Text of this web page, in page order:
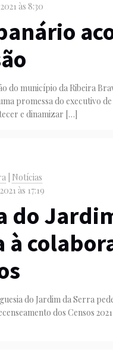
às 8:30
do município da Ribeira
promessa do executivo
e dinamizar […]
Notícias
às 17:19
do
à
do Jardim da Serra
dos Censos